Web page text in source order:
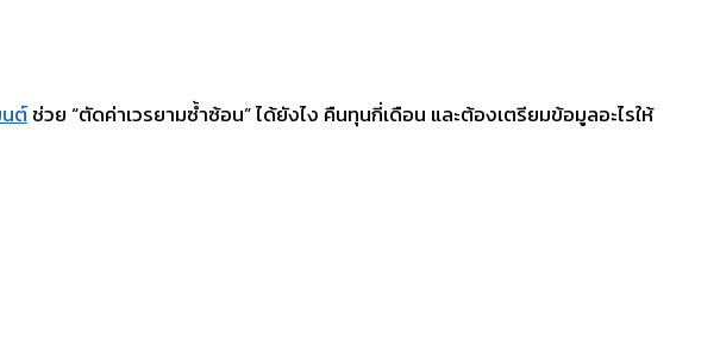
ต์ช่วย “ตัดค่าเวรยามซ้ำซ้อน” ได้ยังไง คืนทุนกี่เดือน และต้องเตรียมข้อมูลอะไรให้